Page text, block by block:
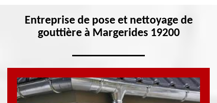
Entreprise de pose et nettoyage de
gouttière à Margerides 19200